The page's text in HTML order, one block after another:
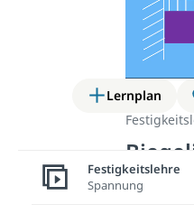
Lernplan
Festigkeitslehre
Spannung